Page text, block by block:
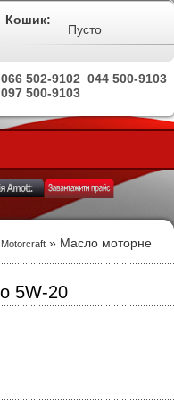
044 500-9103
066 502-9102
097 500-9103
Кошик:
Пусто
» Масло моторне
5W-20